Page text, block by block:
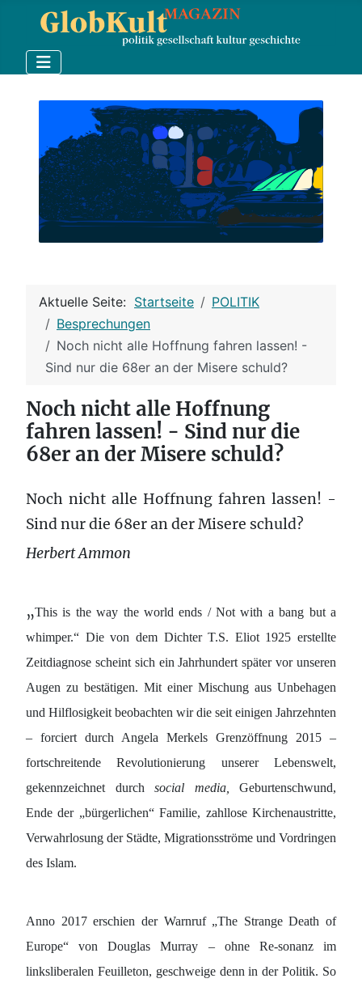
Aktuelle Seite: Startseite
POLITIK
Besprechungen
Noch nicht alle Hoffnung fahren lassen! -
Sind nur die 68er an der Misere schuld?
Noch nicht alle Hoffnung
fahren lassen! - Sind nur die
68er an der Misere schuld?
Noch nicht alle Hoffnung fahren lassen! -
Sind nur die 68er an der Misere schuld?
Herbert Ammon
„This is the way the world ends / Not with a bang but a
whimper.“ Die von dem Dichter T.S. Eliot 1925 erstellte
Zeitdiagnose scheint sich ein Jahrhundert später vor unseren
Augen zu bestätigen. Mit einer Mischung aus Unbehagen
und Hilflosigkeit beobachten wir die seit einigen Jahrzehnten
– forciert durch Angela Merkels Grenzöffnung 2015 –
fortschreitende Revolutionierung unserer Lebenswelt,
gekennzeichnet durch social media,
Geburtenschwund,
Ende der „bürgerlichen“ Familie, zahllose Kirchenaustritte,
Verwahrlosung der Städte, Migrationsströme und Vordringen
des Islam.
Anno 2017 erschien der Warnruf „The Strange Death of
Europe“ von Douglas Murray – ohne Re-sonanz im
linksliberalen Feuilleton, geschweige denn in der Politik. So